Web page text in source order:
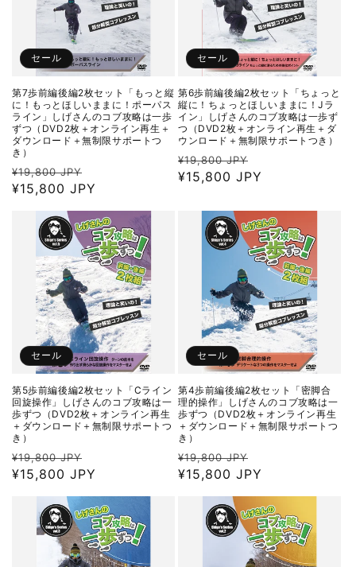
セール
第7歩前編後編2枚セット「もっと縦
に！もっとほしいままに！ポーパス
ライン」しげさんのコブ攻略は一歩
ずつ（DVD2枚＋オンライン再生＋
ダウンロード＋無制限サポートつ
き）
通
常
¥19,800 JPY
ー
価
格
¥15,800 JPY
セール
第6歩前編後編2枚セット「ちょっと
縦に！ちょっとほしいままに！Jラ
イン」しげさんのコブ攻略は一歩ず
つ（DVD2枚＋オンライン再生＋ダ
ウンロード＋無制限サポートつき）
通
常
¥19,800 JPY
ー
価
格
¥15,800 JPY
セール
第5歩前編後編2枚セット「Cライン
回旋操作」しげさんのコブ攻略は一
歩ずつ（DVD2枚＋オンライン再生
＋ダウンロード＋無制限サポートつ
き）
通
常
¥19,800 JPY
ー
価
格
¥15,800 JPY
セール
第4歩前編後編2枚セット「密脚合
理的操作」しげさんのコブ攻略は一
歩ずつ（DVD2枚＋オンライン再生
＋ダウンロード＋無制限サポートつ
き）
通
常
¥19,800 JPY
ー
価
格
¥15,800 JPY